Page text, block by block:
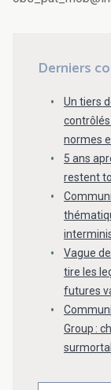
Derniers
Un tiers
normes
5 ans
restent
Vague
tire les
futures
Group :